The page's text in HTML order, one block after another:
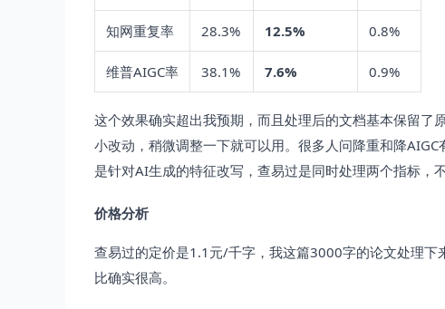
知网重复率 28.3% 12.5% 0.8%
维普AIGC率 38.1% 7.6% 0.9%
这个效果确实超出我预期，而且处理后的文档基本保留
小改动，稍微调整一下就可以用。很多人问降重和降
是针对AI生成的特征改写，查易过是同时处理两个指标，
价格分析
查易过的定价是1.1元/千字，我这篇3000字的论文处理
比确实很高。